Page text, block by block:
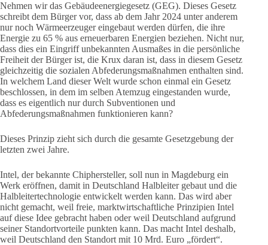
Nehmen wir das Gebäudeenergiegesetz (GEG). Dieses Gesetz
schreibt dem Bürger vor, dass ab dem Jahr 2024 unter anderem
nur noch Wärmeerzeuger eingebaut werden dürfen, die ihre
Energie zu 65 % aus erneuerbaren Energien beziehen. Nicht nur,
dass dies ein Eingriff unbekannten Ausmaßes in die persönliche
Freiheit der Bürger ist, die Krux daran ist, dass in diesem Gesetz
gleichzeitig die sozialen Abfederungsmaßnahmen enthalten sind.
In welchem Land dieser Welt wurde schon einmal ein Gesetz
beschlossen, in dem im selben Atemzug eingestanden wurde,
dass es eigentlich nur durch Subventionen und
Abfederungsmaßnahmen funktionieren kann?
Dieses Prinzip zieht sich durch die gesamte Gesetzgebung der
letzten zwei Jahre.
Intel, der bekannte Chiphersteller, soll nun in Magdeburg ein
Werk eröffnen, damit in Deutschland Halbleiter gebaut und die
Halbleitertechnologie entwickelt werden kann. Das wird aber
nicht gemacht, weil freie, marktwirtschaftliche Prinzipien Intel
auf diese Idee gebracht haben oder weil Deutschland aufgrund
seiner Standortvorteile punkten kann. Das macht Intel deshalb,
weil Deutschland den Standort mit 10 Mrd. Euro „fördert“.